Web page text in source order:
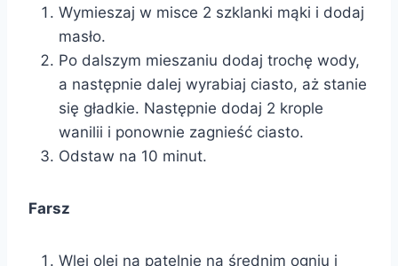
Wymieszaj w misce 2 szklanki mąki i dodaj
masło.
Po dalszym mieszaniu dodaj trochę wody,
a następnie dalej wyrabiaj ciasto, aż stanie
się gładkie. Następnie dodaj 2 krople
wanilii i ponownie zagnieść ciasto.
Odstaw na 10 minut.
Farsz
Wlej olej na patelnię na średnim ogniu i